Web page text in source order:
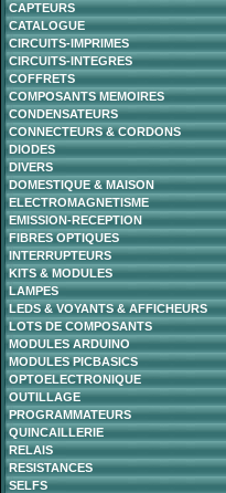
CAPTEURS
CATALOGUE
CIRCUITS-IMPRIMES
CIRCUITS-INTEGRES
COFFRETS
COMPOSANTS MEMOIRES
CONDENSATEURS
CONNECTEURS & CORDONS
DIODES
DIVERS
DOMESTIQUE & MAISON
ELECTROMAGNETISME
EMISSION-RECEPTION
FIBRES OPTIQUES
INTERRUPTEURS
KITS & MODULES
LAMPES
LEDS & VOYANTS & AFFICHEURS
LOTS DE COMPOSANTS
MODULES ARDUINO
MODULES PICBASICS
OPTOELECTRONIQUE
OUTILLAGE
PROGRAMMATEURS
QUINCAILLERIE
RELAIS
RESISTANCES
SELFS